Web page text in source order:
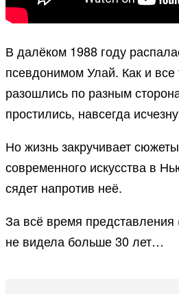
В далёком 1988 году
псевдонимом Улай. Как и
разошлись по разным
простились, навсегда
Но жизнь закручивает
современного искусства в
сядет напротив неё.
За всё время представления
не видела больше 30 лет…